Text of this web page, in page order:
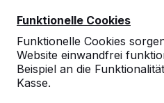
Funktionelle Cookies
Funktionelle Cookies
Website einwandfrei
Beispiel an die
Kasse.
10